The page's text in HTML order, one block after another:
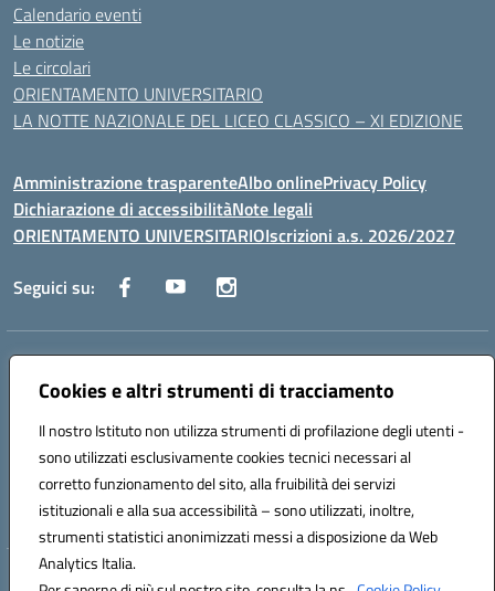
Cookies e altri strumenti di tracciamento
Il nostro Istituto non utilizza strumenti di profilazione degli utenti -
sono utilizzati esclusivamente cookies tecnici necessari al
corretto funzionamento del sito, alla fruibilità dei servizi
istituzionali e alla sua accessibilità – sono utilizzati, inoltre,
strumenti statistici anonimizzati messi a disposizione da Web
Analytics Italia.
Calendario eventi
Le notizie
Le circolari
ORIENTAMENTO UNIVERSITARIO
LA NOTTE NAZIONALE DEL LICEO CLASSICO – XI EDIZIONE
Amministrazione trasparenteAlbo onlinePrivacy Policy
Dichiarazione di accessibilitàNote legali
ORIENTAMENTO UNIVERSITARIOIscrizioni a.s. 2026/2027
Seguici su:
Indirizzo:
Centralino:0882 331218 Email:fgps210002@istruzione.it
Codice fiscale: 93071630714
Codice meccanografico:
FGPS210002
Codice unico di fatturazione (CUF): UF7W9K
Hosting & Powered by 3D Solution S.r.l.